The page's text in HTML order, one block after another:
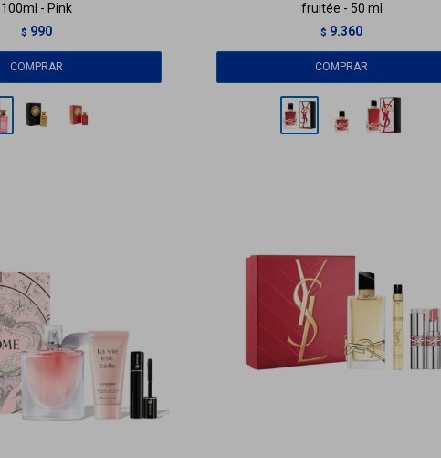
100ml - Pink
$ 990
fruitée - 50 ml
$ 9.360